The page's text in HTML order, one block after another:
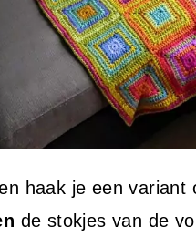
haak je een
de stokjes van de